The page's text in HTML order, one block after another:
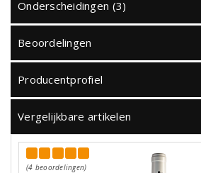
Onderscheidingen (3)
Beoordelingen
Producentprofiel
Vergelijkbare artikelen
(4 beoordelingen)